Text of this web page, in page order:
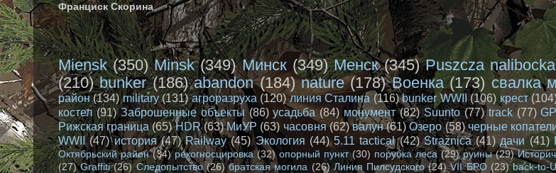
Франциск Скорина
Miensk (350) Minsk (349) Минск (349) Менск (345) Puszcza nalibocka
(210) bunker (186) abandon (184) nature (178) Военка (173) свалка
район (134) military (131) агроразруха (120) линия Сталина (116) bunker WWII (106) крест
костел (91) Заброшенные объекты (86) усадьба (84) монумент (82) Suunto (77) track (77)
Рижская граница (65) HDR (63) МиУР (63) часовня (62) валун (61) Озеро (58) черные
WWII (47) история (47) Railway (45) Экология (44) 5.11 tactical (42) Straznica (41) дачи (41)
Октябрьский район (34) рекогносцировка (32) опорный пункт (30) порубка леса (29) руины (29)
(27) Graffiti (26) Следопытство (26) братская могила (26) Линия Пилсудского (24) VII БРО (23) back-to-